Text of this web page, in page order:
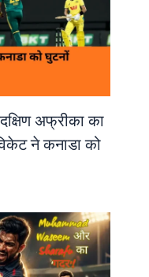
अफ्रीका का
ने कनाडा को